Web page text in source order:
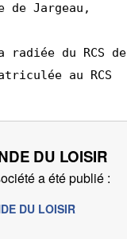
de Jargeau,
radiée du RCS de
au RCS
DU LOISIR
a été publié :
DU LOISIR